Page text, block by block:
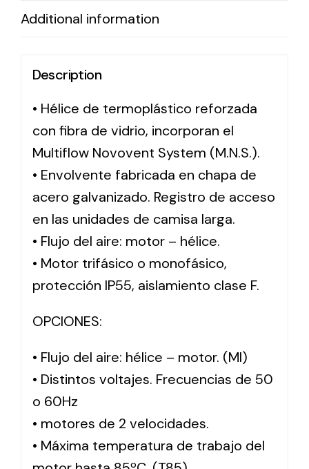
Additional information
Description
• Hélice de termoplástico reforzada
con fibra de vidrio, incorporan el
Multiflow Novovent System (M.N.S.).
• Envolvente fabricada en chapa de
acero galvanizado. Registro de acceso
en las unidades de camisa larga.
• Flujo del aire: motor – hélice.
• Motor trifásico o monofásico,
protección IP55, aislamiento clase F.
OPCIONES:
• Flujo del aire: hélice – motor. (MI)
• Distintos voltajes. Frecuencias de 50
o 60Hz
• motores de 2 velocidades.
• Máxima temperatura de trabajo del